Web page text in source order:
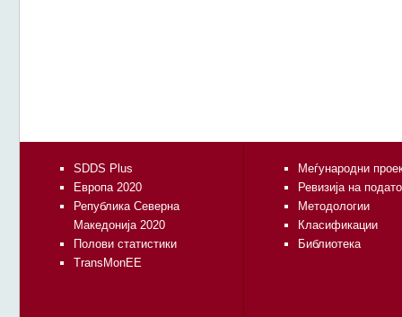
SDDS Plus
Европа 2020
Република Северна
Македонија 2020
Полови статистики
TransMonEE
Меѓународни
Ревизија на
Методологии
Класификации
Библиотека